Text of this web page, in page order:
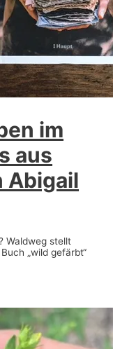
im
aus
Abigail
Waldweg stellt
„wild gefärbt“